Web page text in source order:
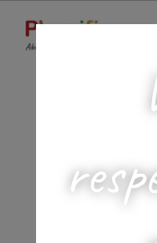
Sonja
Sortierung